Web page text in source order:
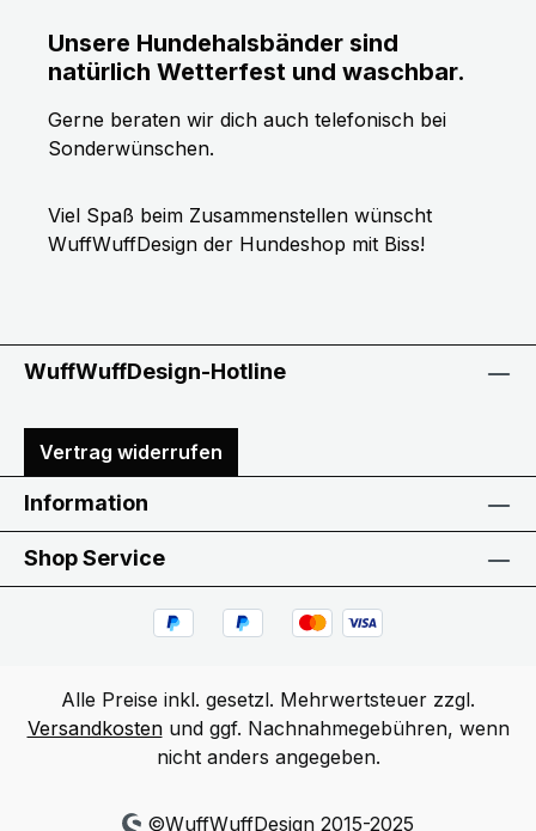
Unsere Hundehalsbänder sind
natürlich Wetterfest und waschbar.
Gerne beraten wir dich auch telefonisch bei
Sonderwünschen.
Viel Spaß beim Zusammenstellen wünscht
WuffWuffDesign der Hundeshop mit Biss!
WuffWuffDesign-Hotline
Vertrag widerrufen
Information
Shop Service
Alle Preise inkl. gesetzl. Mehrwertsteuer zzgl.
Versandkostenund ggf. Nachnahmegebühren, wenn
nicht anders angegeben.
©WuffWuffDesign 2015-2025